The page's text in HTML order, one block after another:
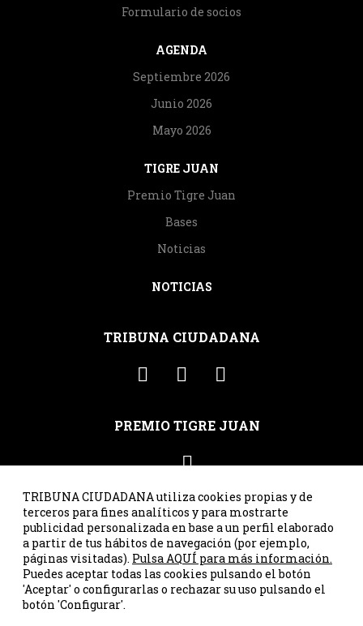
Formulario de socios
AGENDA
Septiembre 2026
Junio 2026
Mayo 2026
TIGRE JUAN
Premio Tigre Juan
Bases
Noticias
NOTICIAS
TRIBUNA CIUDADANA
PREMIO TIGRE JUAN
C/ Santa Susana 41, ppal. int. dcha. · 33007 Oviedo · Asturias
· Tel. 985 23 25 00 ·correo@tribunaciudadana.org
Tribuna Ciudadana © 2026
TRIBUNA CIUDADANA utiliza cookies propias y de
terceros para fines analíticos y para mostrarte
publicidad personalizada en base a un perfil elaborado
a partir de tus hábitos de navegación (por ejemplo,
páginas visitadas). Pulsa AQUÍ para más información.
Puedes aceptar todas las cookies pulsando el botón
'Aceptar' o configurarlas o rechazar su uso pulsando el
botón 'Configurar'.